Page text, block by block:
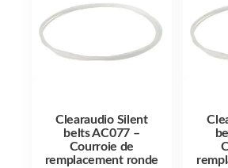
Clearaudio Silent
belts AC077 –
Courroie de
remplacement ronde